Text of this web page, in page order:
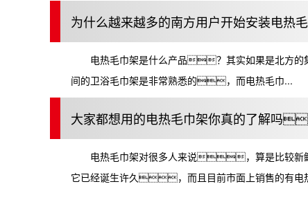
为什么越来越多的南方用户开始安装电热
电热毛巾架是什么产品？其实如果是北方的
间的卫浴毛巾架是非常熟悉的，而电热毛巾...
大家都想用的电热毛巾架你真的了解吗
电热毛巾架对很多人来说，算是比较新
它已经诞生许久，而且目前市面上销售的有电